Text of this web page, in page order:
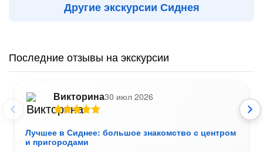
Другие экскурсии Сиднея
Последние отзывы на экскурсии
Викторина30 июл 2026
Лучшее в Сиднее: большое знакомство с центром
и пригородами